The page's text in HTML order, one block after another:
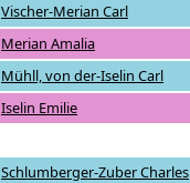
Vischer-Merian Carl
Merian Amalia
Mühll, von der-Iselin Carl
Iselin Emilie
Schlumberger-Zuber Charles